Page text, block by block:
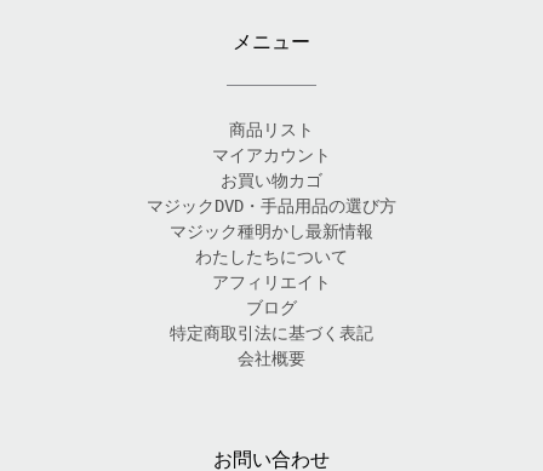
メニュー
商品リスト
マイアカウント
お買い物カゴ
マジックDVD・手品用品の選び方
マジック種明かし最新情報
わたしたちについて
アフィリエイト
ブログ
特定商取引法に基づく表記
会社概要
お問い合わせ